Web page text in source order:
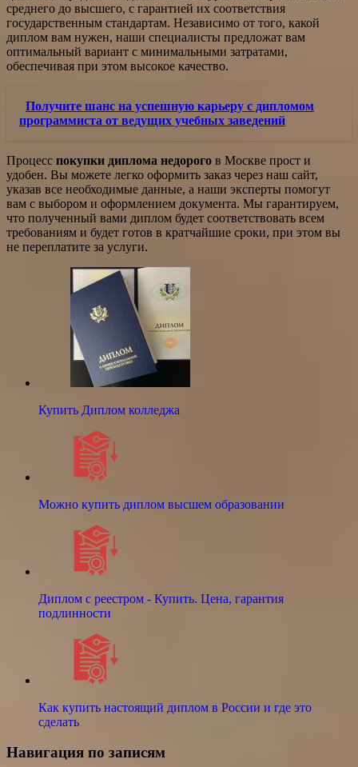
среднего до высшего, с гарантией их соответствия
государственным стандартам. Независимо от того, какой
диплом вам нужен, наши специалисты предложат вам
оптимальный вариант с минимальными затратами,
обеспечивая при этом высокое качество.
Получите шанс на успешную карьеру с дипломом
программиста от ведущих учебных заведений
Процесс покупки диплома недорого в Москве прост и
удобен. Вы можете легко оформить заказ через наш сайт,
указав все необходимые данные, а наши эксперты помогут
вам с выбором и оформлением документа. Мы гарантируем,
что полученный вами диплом будет соответствовать всем
требованиям и будет готов в кратчайшие сроки, при этом вы
не переплатите за услуги.
Купить Диплом колледжа
Можно купить диплом высшем образовании
Диплом с реестром - Купить. Цена, гарантия
подлинности
Как купить настоящий диплом в России и где это
сделать
Навигация по записям